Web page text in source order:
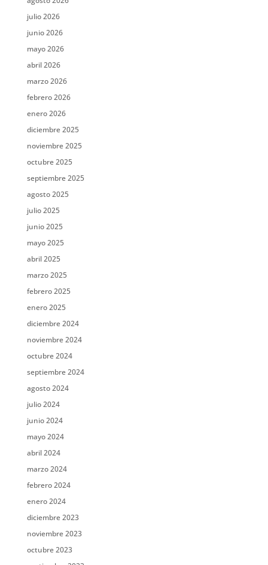
julio 2026
junio 2026
mayo 2026
abril 2026
marzo 2026
febrero 2026
enero 2026
diciembre 2025
noviembre 2025
octubre 2025
septiembre 2025
agosto 2025
julio 2025
junio 2025
mayo 2025
abril 2025
marzo 2025
febrero 2025
enero 2025
diciembre 2024
noviembre 2024
octubre 2024
septiembre 2024
agosto 2024
julio 2024
junio 2024
mayo 2024
abril 2024
marzo 2024
febrero 2024
enero 2024
diciembre 2023
noviembre 2023
octubre 2023